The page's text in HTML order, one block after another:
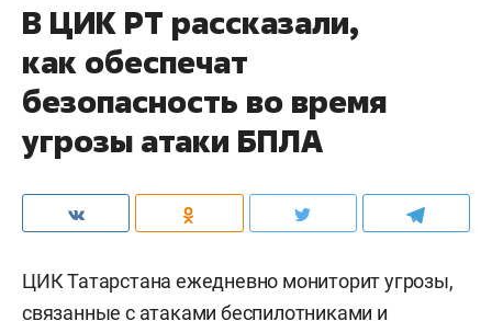
В ЦИК РТ рассказали,
как обеспечат
безопасность во время
угрозы атаки БПЛА
ЦИК Татарстана ежедневно мониторит угрозы,
связанные с атаками беспилотниками и